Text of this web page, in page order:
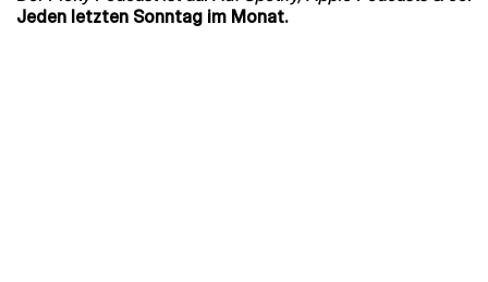
Jeden letzten Sonntag im Monat.